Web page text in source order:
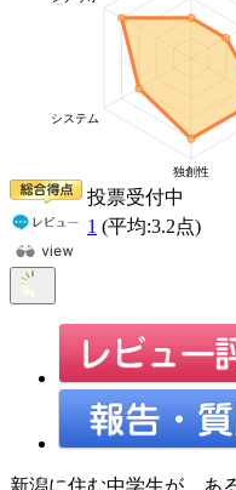
投票受付中
1 (平均:3.2点)
新潟に住む中学生が、あ